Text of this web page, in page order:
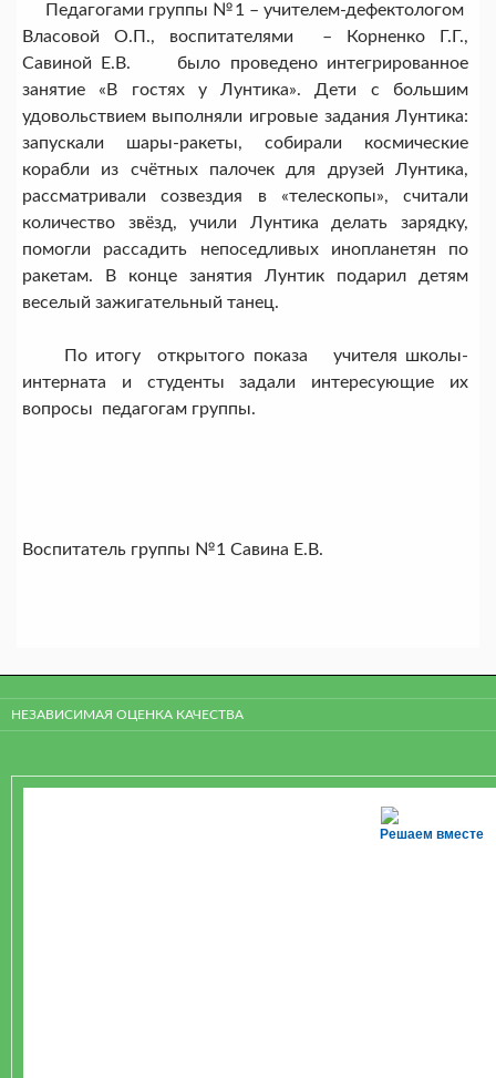
Педагогами группы №1 – учителем-дефектологом
Власовой О.П., воспитателями – Корненко Г.Г.,
Савиной Е.В. было проведено интегрированное
занятие «В гостях у Лунтика». Дети с большим
удовольствием выполняли игровые задания Лунтика:
запускали шары-ракеты, собирали космические
корабли из счётных палочек для друзей Лунтика,
рассматривали созвездия в «телескопы», считали
количество звёзд, учили Лунтика делать зарядку,
помогли рассадить непоседливых инопланетян по
ракетам. В конце занятия Лунтик подарил детям
веселый зажигательный танец.
По итогу открытого показа учителя школы-
интерната и студенты задали интересующие их
вопросы педагогам группы.
Воспитатель группы №1 Савина Е.В.
НЕЗАВИСИМАЯ ОЦЕНКА КАЧЕСТВА
Решаем вместе